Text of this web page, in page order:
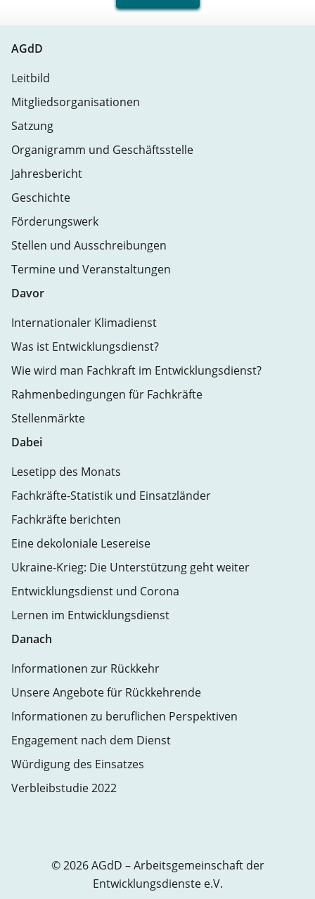
AGdD
Leitbild
Mitgliedsorganisationen
Satzung
Organigramm und Geschäftsstelle
Jahresbericht
Geschichte
Förderungswerk
Stellen und Ausschreibungen
Termine und Veranstaltungen
Davor
Internationaler Klimadienst
Was ist Entwicklungsdienst?
Wie wird man Fachkraft im Entwicklungsdienst?
Rahmenbedingungen für Fachkräfte
Stellenmärkte
Dabei
Lesetipp des Monats
Fachkräfte-Statistik und Einsatzländer
Fachkräfte berichten
Eine dekoloniale Lesereise
Ukraine-Krieg: Die Unterstützung geht weiter
Entwicklungsdienst und Corona
Lernen im Entwicklungsdienst
Danach
Informationen zur Rückkehr
Unsere Angebote für Rückkehrende
Informationen zu beruflichen Perspektiven
Engagement nach dem Dienst
Würdigung des Einsatzes
Verbleibstudie 2022
© 2026 AGdD – Arbeitsgemeinschaft der
Entwicklungsdienste e.V.